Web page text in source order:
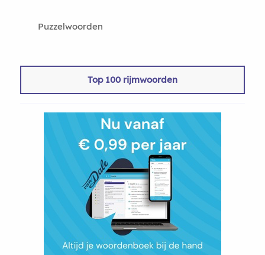
Puzzelwoorden
Top 100 rijmwoorden